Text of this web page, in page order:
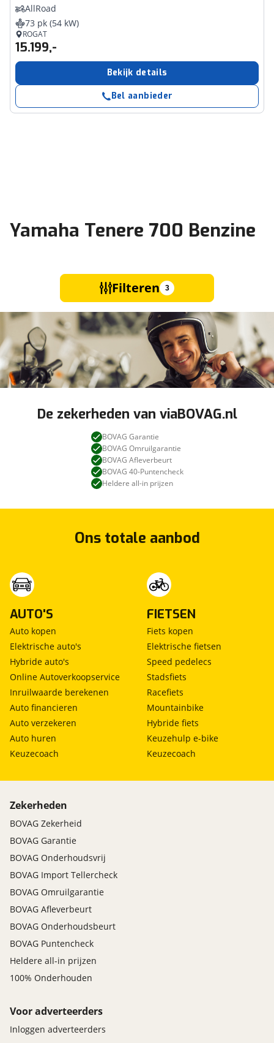
AllRoad
73 pk (54 kW)
ROGAT
15.199,-
Bekijk details
Bel aanbieder
Yamaha Tenere 700 Benzine
Filteren 3
De zekerheden van viaBOVAG.nl
BOVAG Garantie
BOVAG Omruilgarantie
BOVAG Afleverbeurt
BOVAG 40-Puntencheck
Heldere all-in prijzen
Ons totale aanbod
AUTO'S
Auto kopen
Elektrische auto's
Hybride auto's
Online Autoverkoopservice
Inruilwaarde berekenen
Auto financieren
Auto verzekeren
Auto huren
Keuzecoach
FIETSEN
Fiets kopen
Elektrische fietsen
Speed pedelecs
Stadsfiets
Racefiets
Mountainbike
Hybride fiets
Keuzehulp e-bike
Keuzecoach
Zekerheden
BOVAG Zekerheid
BOVAG Garantie
BOVAG Onderhoudsvrij
BOVAG Import Tellercheck
BOVAG Omruilgarantie
BOVAG Afleverbeurt
BOVAG Onderhoudsbeurt
BOVAG Puntencheck
Heldere all-in prijzen
100% Onderhouden
Voor adverteerders
Inloggen adverteerders